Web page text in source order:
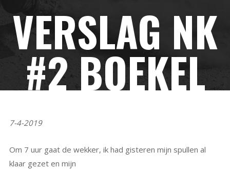
VERSLAG NK
#2 BOEKEL
7-4-2019
Om 7 uur gaat de wekker, ik had gisteren mijn spullen al
klaar gezet en mijn